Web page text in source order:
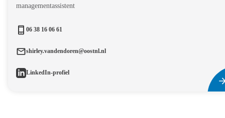
managementassistent
06 38 16 06 61
shirley.vandendoren@oostnl.nl
LinkedIn-profiel